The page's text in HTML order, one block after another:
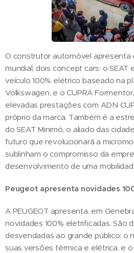
O construtor automóvel apresenta
mundial, dois concept cars: o SEAT
veículo 100% elétrico baseado na
Volkswagen, e o CUPRA
elevadas prestações com ADN
próprio da marca. Também é a
do SEAT Minimó, o aliado das
futuro que revolucionará a
sublinham o compromisso da
desenvolvimento de uma
Peugeot apresenta novidades
A PEUGEOT apresenta, em
novidades 100% eletrificadas. São
desvendadas ao grande público: o
suas versões térmica e elétrica, e